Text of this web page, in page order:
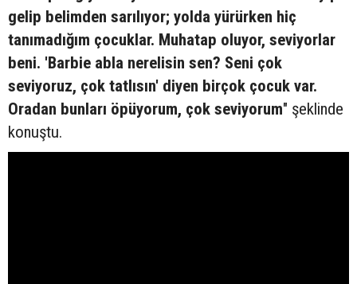
gelip belimden sarılıyor; yolda yürürken hiç
tanımadığım çocuklar. Muhatap oluyor, seviyorlar
beni. 'Barbie abla nerelisin sen? Seni çok
seviyoruz, çok tatlısın' diyen birçok çocuk var.
Oradan bunları öpüyorum, çok seviyorum" şeklinde
konuştu.